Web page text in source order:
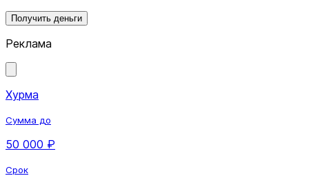
Получить деньги
Реклама
Хурма
Сумма до
50 000 ₽
Срок